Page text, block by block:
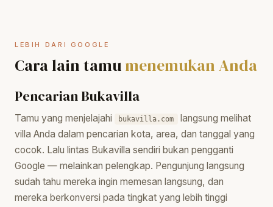
LEBIH DARI GOOGLE
Cara lain tamumenemukan Anda
Pencarian Bukavilla
Tamu yang menjelajahi bukavilla.com
langsung melihat
villa Anda dalam pencarian kota, area, dan tanggal yang
cocok. Lalu lintas Bukavilla sendiri bukan pengganti
Google — melainkan pelengkap. Pengunjung langsung
sudah tahu mereka ingin memesan langsung, dan
mereka berkonversi pada tingkat yang lebih tinggi